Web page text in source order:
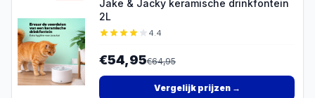
Jake & Jacky keramische drinkfontein
2L
4.4
€54,95€64,95
Vergelijk prijzen→